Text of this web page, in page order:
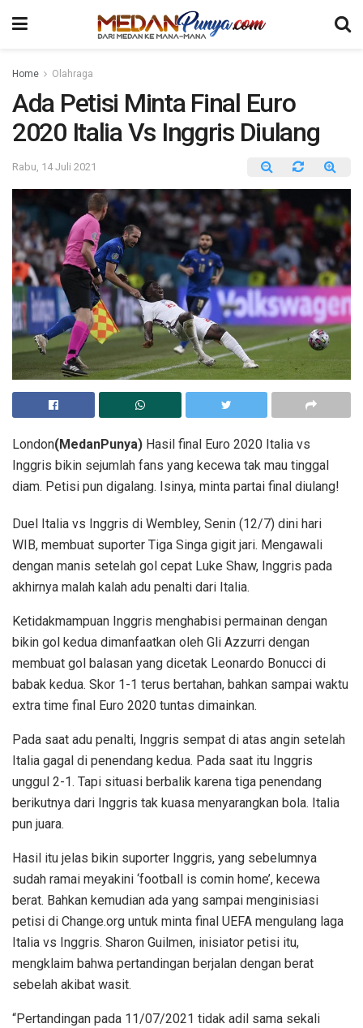
Home Olahraga
Ada Petisi Minta Final Euro
2020 Italia Vs Inggris Diulang
Rabu, 14 Juli 2021
London(MedanPunya) Hasil final Euro 2020 Italia vs
Inggris bikin sejumlah fans yang kecewa tak mau tinggal
diam. Petisi pun digalang. Isinya, minta partai final diulang!
Duel Italia vs Inggris di Wembley, Senin (12/7) dini hari
WIB, membuat suporter Tiga Singa gigit jari. Mengawali
dengan manis setelah gol cepat Luke Shaw, Inggris pada
akhirnya malah kalah adu penalti dari Italia.
Ketidakmampuan Inggris menghabisi permainan dengan
bikin gol kedua dimanfaatkan oleh Gli Azzurri dengan
membuat gol balasan yang dicetak Leonardo Bonucci di
babak kedua. Skor 1-1 terus bertahan, bahkan sampai waktu
extra time final Euro 2020 tuntas dimainkan.
Pada saat adu penalti, Inggris sempat di atas angin setelah
Italia gagal di penendang kedua. Pada saat itu Inggris
unggul 2-1. Tapi situasi berbalik karena tiga penendang
berikutnya dari Inggris tak kuasa menyarangkan bola. Italia
pun juara.
Hasil itu jelas bikin suporter Inggris, yang sebelumnya
sudah ramai meyakini ‘football is comin home’, kecewa
berat. Bahkan kemudian ada yang sampai menginisiasi
petisi di Change.org untuk minta final UEFA mengulang laga
Italia vs Inggris. Sharon Guilmen, inisiator petisi itu,
mengklaim bahwa pertandingan berjalan dengan berat
sebelah akibat wasit.
“Pertandingan pada 11/07/2021 tidak adil sama sekali